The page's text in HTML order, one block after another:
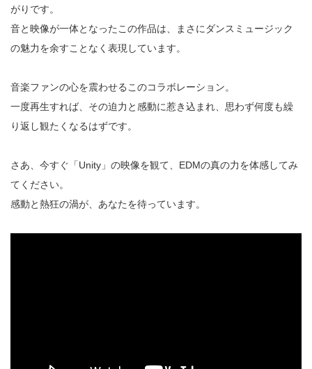
がりです。
音と映像が一体となったこの作品は、まさにダンスミュージック
の魅力を余すことなく表現しています。
音楽ファンの心を震わせるこのコラボレーション。
一度再生すれば、その迫力と感動に惹き込まれ、思わず何度も繰
り返し観たくなるはずです。
さあ、今すぐ「Unity」の映像を観て、EDMの真の力を体感してみ
てください。
感動と熱狂の渦が、あなたを待っています。